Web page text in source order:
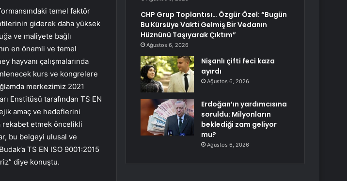
temel faktör
giderek daha yüksek
ve maliyete bağlı
en önemli ve temel
hayvanı çalışmalarında
kurs ve kongrelere
merkezimiz 2021
Enstitüsü tarafından TS EN
amaç ve hedeflerini
rekabet etmek öncelikli
bu belgeyi ulusal ve
TS EN ISO 9001:2015
diye konuştu.
CHP Grup Toplantısı… Özgür Özel: “Bugün
Bu Kürsüye Vakti Gelmiş Bir Vedanın
Hüznünü Taşıyarak Çıktım”
Ağustos 6, 2026
Nişanlı çifti feci kaza
ayırdı
Ağustos 6, 2026
Erdoğan’ın yardımcısına
soruldu: Milyonların
beklediği zam geliyor
mu?
Ağustos 6, 2026